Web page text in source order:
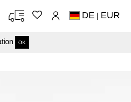
OK
DE | EUR